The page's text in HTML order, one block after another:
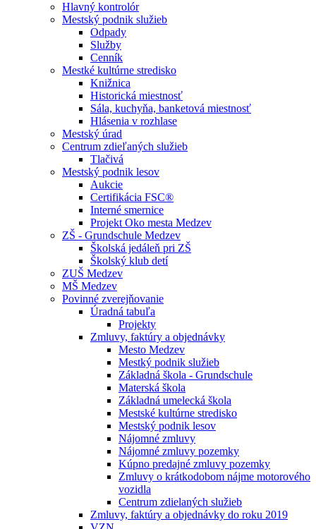
Hlavný kontrolór
Mestský podnik služieb
Odpady
Služby
Cenník
Mestké kultúrne stredisko
Knižnica
Historická miestnosť
Sála, kuchyňa, banketová miestnosť
Hlásenia v rozhlase
Mestský úrad
Centrum zdieľaných služieb
Tlačivá
Mestský podnik lesov
Aukcie
Certifikácia FSC®
Interné smernice
Projekt Oko mesta Medzev
ZŠ - Grundschule Medzev
Školská jedáleň pri ZŠ
Školský klub detí
ZUŠ Medzev
MŠ Medzev
Povinné zverejňovanie
Úradná tabuľa
Projekty
Zmluvy, faktúry a objednávky
Mesto Medzev
Mestký podnik služieb
Základná škola - Grundschule
Materská škola
Základná umelecká škola
Mestské kultúrne stredisko
Mestský podnik lesov
Nájomné zmluvy
Nájomné zmluvy pozemky
Kúpno predajné zmluvy pozemky
Zmluvy o krátkodobom nájme motorového
vozidla
Centrum zdielaných služieb
Zmluvy, faktúry a objednávky do roku 2019